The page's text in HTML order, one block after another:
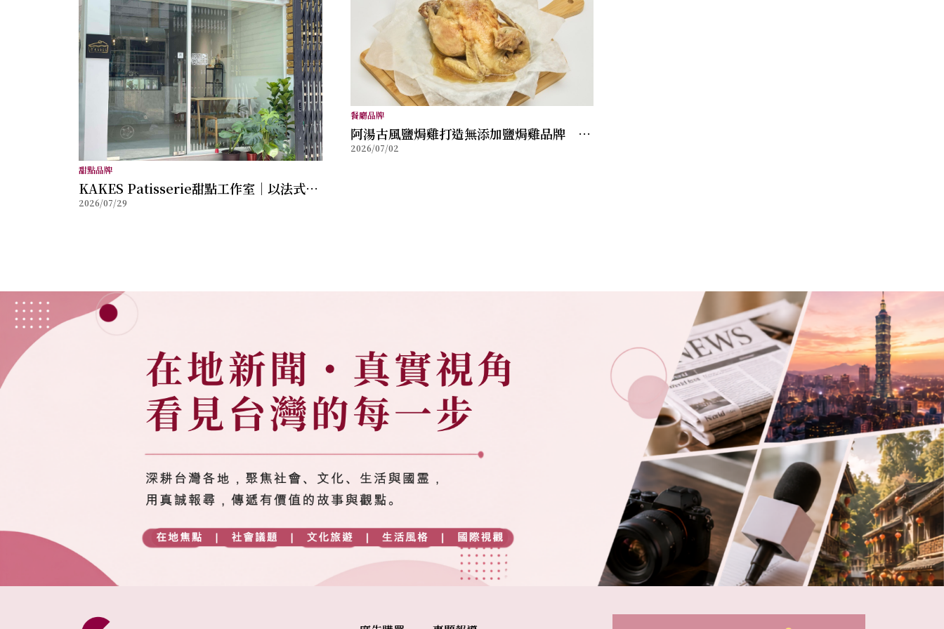
甜點品牌
KAKES Patisserie甜點工作室｜以法式甜
點工藝打造每一份儀式感，讓創新風味成為
2026/07/29
餐廳品牌
阿湯古風鹽焗雞打造無添加鹽焗雞品牌 榮
獲國際美食獎項肯定
2026/07/02